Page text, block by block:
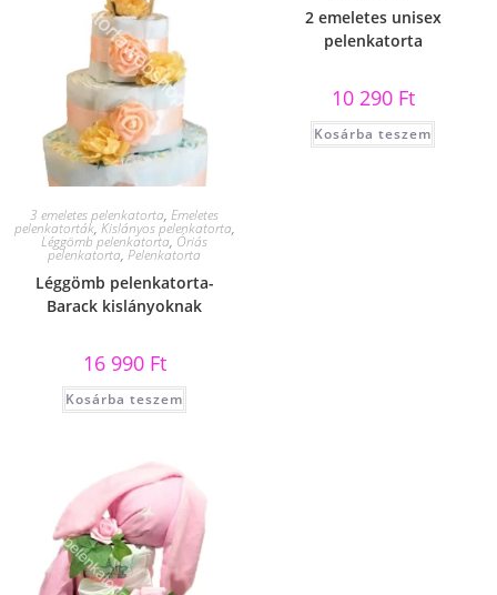
3 emeletes pelenkatorta, Emeletes
pelenkatorták, Kislányos pelenkatorta,
Léggömb pelenkatorta, Óriás
pelenkatorta, Pelenkatorta
Léggömb pelenkatorta-
Barack kislányoknak
16 990 Ft
Kosárba teszem
2 emeletes unisex
pelenkatorta
10 290 Ft
Kosárba teszem